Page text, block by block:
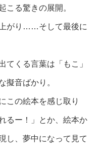
こる驚きの展開。
がり……そして最後に
てくる言葉は「もこ」
擬音ばかり。
この絵本を感じ取り
るー！」とか、絵本か
し、夢中になって見て